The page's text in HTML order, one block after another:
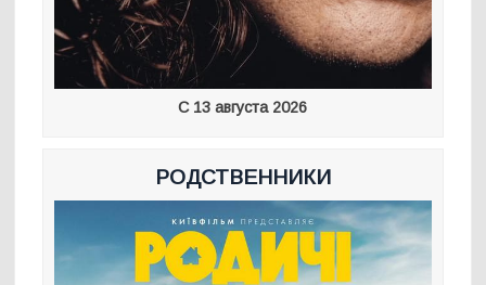
С 13 августа 2026
РОДСТВЕННИКИ